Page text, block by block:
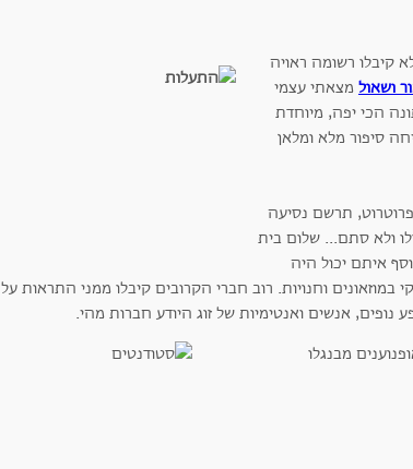
קיבלו רשומה ראויה
ושאול מצאתי עצמי
הכי יפה, מיוחדת
סיפור מלא ומלאן
תרשם נסיעה
ולא סתם... שלום בית
איתם יכול היה
וחנויות. רוב חברי הקרובים קיבלו ממני התראות על
נופים, אנשים ואנטימיות של זוג היודע חברות מהי.